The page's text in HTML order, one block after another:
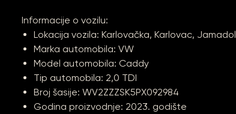
Informacije o vozilu:
Lokacija vozila: Karlovačka, Karlovac, Jamadol
Marka automobila: VW
Model automobila: Caddy
Tip automobila: 2,0 TDI
Broj šasije: WV2ZZZSK5PX092984
Godina proizvodnje: 2023. godište